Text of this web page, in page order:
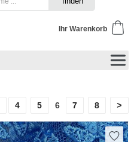
Ihr Warenkorb
4 5 6 7 8 >